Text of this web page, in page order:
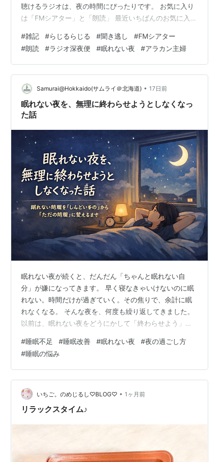
聴けるラジオは、夜の時間にぴったりです。 お気に入り
は「FMシアター」と「朗読」 最近いちばんのお気に入り
は、頭の中で自然と情景が浮かび、あっという間に物語
の世界へ引き込まれます。 また、朗読番組も大好きで
す。 落ち着いた声に耳を傾けていると、心がゆっくりほ
ぐれ、いつの間にか眠ってしまうこともあります。 昔の
母の姿と、今の自分 そういえば昔、母は「ラジオ深夜
便」をとても楽しみに聴いていました…
#雑記 #らじるらじる #聞き逃し #FMシアター
#朗読 #ラジオ深夜便 #眠れない夜 #アラカン主婦
Samurai@Hokkaido(サムライ＠北海道) • 17日前
眠れない夜を、無理に終わらせようとしなくなっ
た話
眠れない夜が続くと、だんだん「ちゃんと眠れない自
分」が嫌になってきます。 早く寝なきゃいけないのに眠
れない。時間だけが過ぎていく。その焦りで、余計に眠
れなくなる。 そんな夜を、何度も繰り返してきました。
以前は、眠れない夜をどうにかして「終わらせよう」と
その気持ちが強くなるほど、時間はゆっくり進むように
感じて、余計に苦しくなっていきました。 時計を見ては
焦り、目を閉じては「まだ眠れない」と嘆く。その繰り
返しでした。 眠れない時間は、単なる時間ではなく、
「失敗している時間」のように感じていたのだと思いま
す。 でもあるとき、気づいたんです。眠れ…
#睡眠不足 #睡眠改善 #眠れない夜 #夜の過ごし方
#睡眠の悩み
いちご。のめじるし♡BLOG♡ • 1ヶ月前
リラックスタイム♪